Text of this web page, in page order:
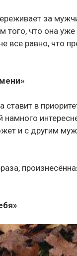
за
того, что она
все равно, что
в
намного
и с другим